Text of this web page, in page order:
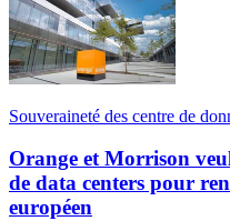
Souveraineté des centre de
Orange et Morrison
de data centers pour
européen